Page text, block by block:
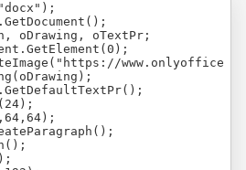
oDrawing, oTextPr;